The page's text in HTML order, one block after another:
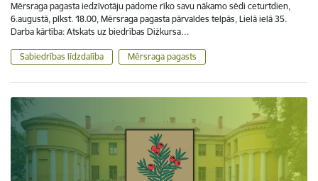
Mērsraga pagasta iedzīvotāju padome rīko savu nākamo sēdi ceturtdien,
6.augustā, plkst. 18.00, Mērsraga pagasta pārvaldes telpās, Lielā ielā 35.
Darba kārtība: Atskats uz biedrības Dižkursa…
Sabiedrības līdzdalība Mērsraga pagasts